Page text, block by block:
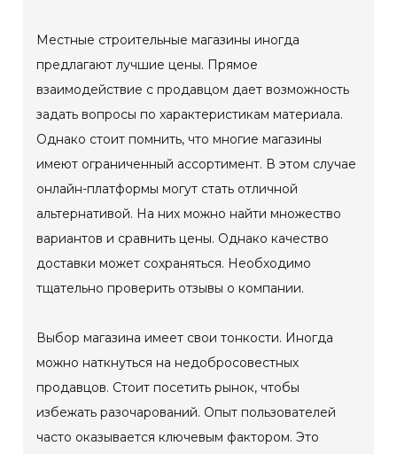
Местные строительные магазины иногда
предлагают лучшие цены. Прямое
взаимодействие с продавцом дает возможность
задать вопросы по характеристикам материала.
Однако стоит помнить, что многие магазины
имеют ограниченный ассортимент. В этом случае
онлайн-платформы могут стать отличной
альтернативой. На них можно найти множество
вариантов и сравнить цены. Однако качество
доставки может сохраняться. Необходимо
тщательно проверить отзывы о компании.
Выбор магазина имеет свои тонкости. Иногда
можно наткнуться на недобросовестных
продавцов. Стоит посетить рынок, чтобы
избежать разочарований. Опыт пользователей
часто оказывается ключевым фактором. Это